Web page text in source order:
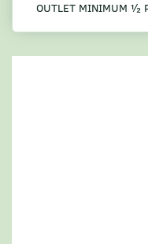
OUTLET MINIMUM ½